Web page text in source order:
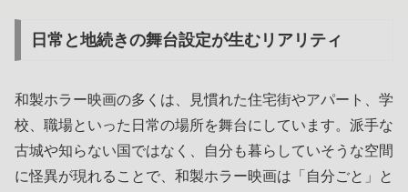
日常と地続きの舞台設定が生むリアリティ
和製ホラー映画の多くは、見慣れた住宅街やアパート、学
校、職場といった日常の場所を舞台にしています。派手な
古城や知らない国ではなく、自分も暮らしていそうな空間
に怪異が現れることで、和製ホラー映画は「自分ごと」と